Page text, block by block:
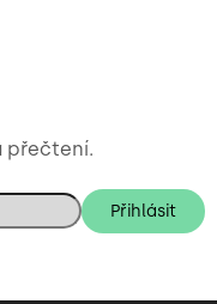
přečtení.
Přihlásit